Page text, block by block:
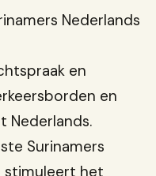
Nederlands
en
en
Nederlands.
Surinamers
stimuleert het